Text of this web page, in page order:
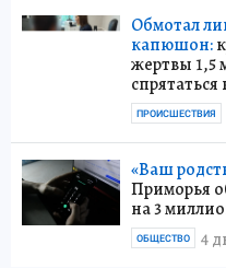
Обмотал
капюшон:
жертвы 1,5
ПРОИСШЕСТВИЯ
«Ваш
Приморья
на 3
4
ОБЩЕСТВО